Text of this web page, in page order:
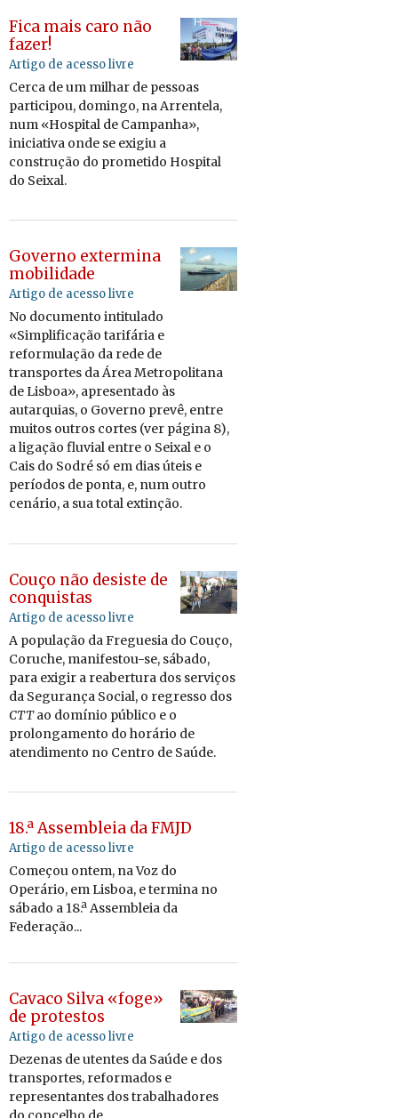
Fica mais caro não
fazer!
Artigo de acesso livre
Cerca de um mi­lhar de pes­soas
par­ti­cipou, do­mingo, na Ar­ren­tela,
num «Hos­pital de Cam­panha»,
ini­ci­a­tiva onde se exigiu a
cons­trução do pro­me­tido Hos­pital
do Seixal.
Governo extermina
mobilidade
Artigo de acesso livre
No do­cu­mento in­ti­tu­lado
«Sim­pli­fi­cação ta­ri­fária e
re­for­mu­lação da rede de
trans­portes da Área Me­tro­po­li­tana
de Lisboa», apre­sen­tado às
au­tar­quias, o Go­verno prevê, entre
muitos ou­tros cortes (ver pá­gina 8),
a li­gação flu­vial entre o Seixal e o
Cais do Sodré só em dias úteis e
pe­ríodos de ponta, e, num outro
ce­nário, a sua total ex­tinção.
Couço não desiste de
conquistas
Artigo de acesso livre
A po­pu­lação da Fre­guesia do Couço,
Co­ruche, ma­ni­festou-se, sá­bado,
para exigir a re­a­ber­tura dos ser­viços
da Se­gu­rança So­cial, o re­gresso dos
CTTao do­mínio pú­blico e o
pro­lon­ga­mento do ho­rário de
aten­di­mento no Centro de Saúde.
18.ª Assembleia da FMJD
Artigo de acesso livre
Começou ontem, na Voz do
Operário, em Lisboa, e termina no
sábado a 18.ª Assembleia da
Federação...
Cavaco Silva «foge»
de protestos
Artigo de acesso livre
Dezenas de utentes da Saúde e dos
transportes, reformados e
representantes dos trabalhadores